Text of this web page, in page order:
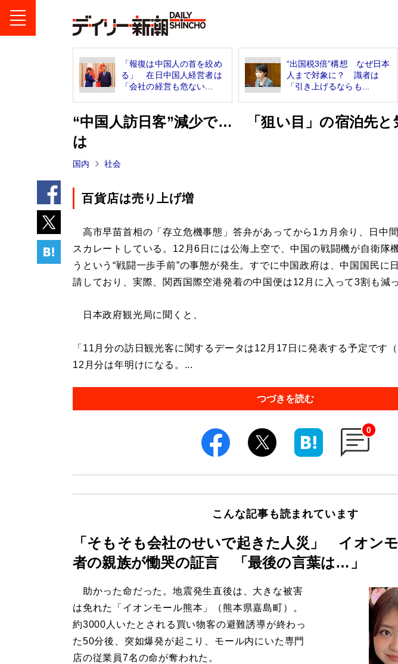
「報復は中国人の首を絞め
る」 在日中国人経営者は
「会社の経営も危ない...
“出国税3倍”構想 なぜ日本
人まで対象に？ 識者は
「引き上げるならも...
“中国人訪日客”減少で… 「狙い目」の宿泊先と
は
国内 社会
百貨店は売り上げ増
高市早苗首相の「存立危機事態」答弁があってから1カ月余り、日中
スカレートしている。12月6日には公海上空で、中国の戦闘機が自衛隊
うという“戦闘一歩手前”の事態が発生。すでに中国政府は、中国国民に
請しており、実際、関西国際空港発着の中国便は12月に入って3割も減
日本政府観光局に聞くと、
「11月分の訪日観光客に関するデータは12月17日に発表する予定です
12月分は年明けになる。...
つづきを読む
0
こんな記事も読まれています
「そもそも会社のせいで起きた人災」 イオン
者の親族が慟哭の証言 「最後の言葉は…」
助かった命だった。地震発生直後は、大きな被害
は免れた「イオンモール熊本」（熊本県嘉島町）。
約3000人いたとされる買い物客の避難誘導が終わっ
た50分後、突如爆発が起こり、モール内にいた専門
店の従業員7名の命が奪われた。